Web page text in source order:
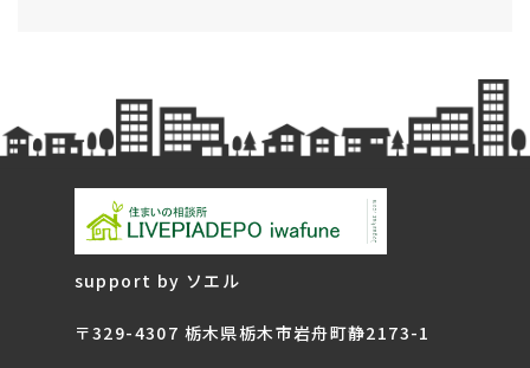
support by ソエル
〒329-4307 栃木県栃木市岩舟町静2173-1